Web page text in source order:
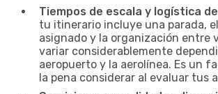
Tiempos de escala y logística
tu itinerario incluye una parada,
asignado y la organización entre
variar considerablemente
aeropuerto y la aerolínea. Es un
la pena considerar al evaluar tus